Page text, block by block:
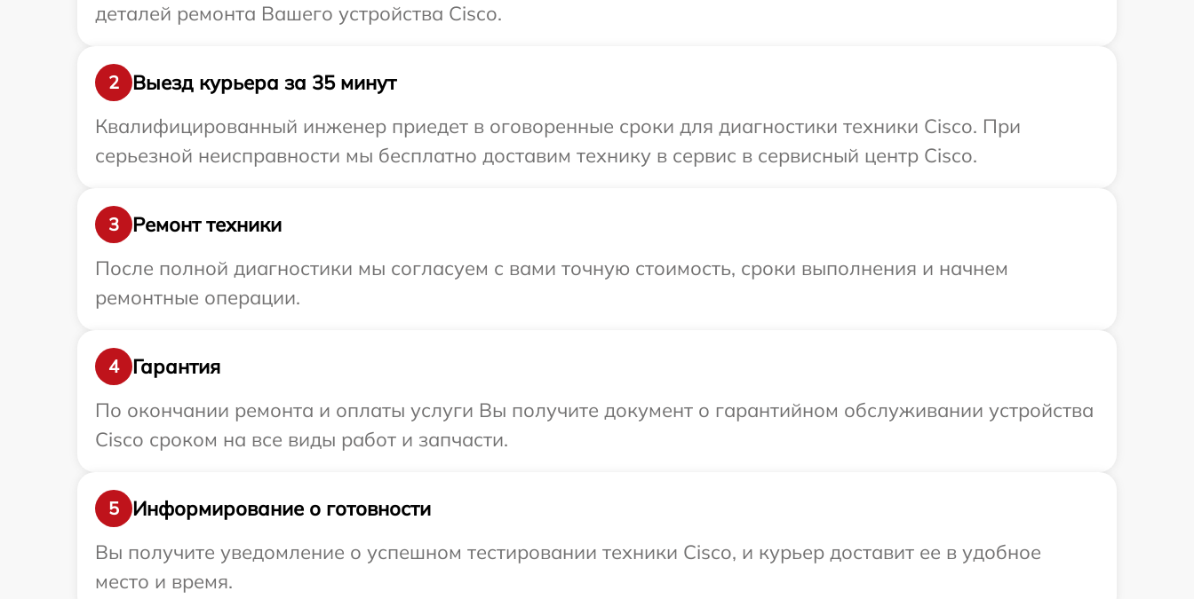
деталей ремонта Вашего устройства Cisco.
2
Выезд курьера за 35 минут
Квалифицированный инженер приедет в оговоренные сроки для диагностики техники Cisco. При
серьезной неисправности мы бесплатно доставим технику в сервис в сервисный центр Cisco.
3
Ремонт техники
После полной диагностики мы согласуем с вами точную стоимость, сроки выполнения и начнем
ремонтные операции.
4
Гарантия
По окончании ремонта и оплаты услуги Вы получите документ о гарантийном обслуживании устройства
Cisco сроком на все виды работ и запчасти.
5
Информирование о готовности
Вы получите уведомление о успешном тестировании техники Cisco, и курьер доставит ее в удобное
место и время.